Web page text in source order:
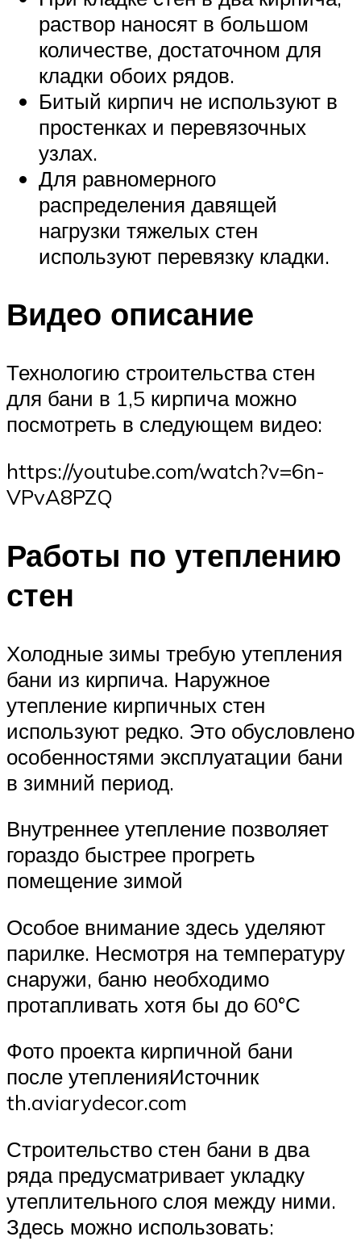
раствор наносят в большом
количестве, достаточном для
кладки обоих рядов.
Битый кирпич не используют в
простенках и перевязочных
узлах.
Для равномерного
распределения давящей
нагрузки тяжелых стен
используют перевязку кладки.
Видео описание
Технологию строительства стен
для бани в 1,5 кирпича можно
посмотреть в следующем видео:
https://youtube.com/watch?v=6n-
VPvA8PZQ
Работы по утеплению
стен
Холодные зимы требую утепления
бани из кирпича. Наружное
утепление кирпичных стен
используют редко. Это обусловлено
особенностями эксплуатации бани
в зимний период.
Внутреннее утепление позволяет
гораздо быстрее прогреть
помещение зимой
Особое внимание здесь уделяют
парилке. Несмотря на температуру
снаружи, баню необходимо
протапливать хотя бы до 60°С
Фото проекта кирпичной бани
после утепленияИсточник
th.aviarydecor.com
Строительство стен бани в два
ряда предусматривает укладку
утеплительного слоя между ними.
Здесь можно использовать: